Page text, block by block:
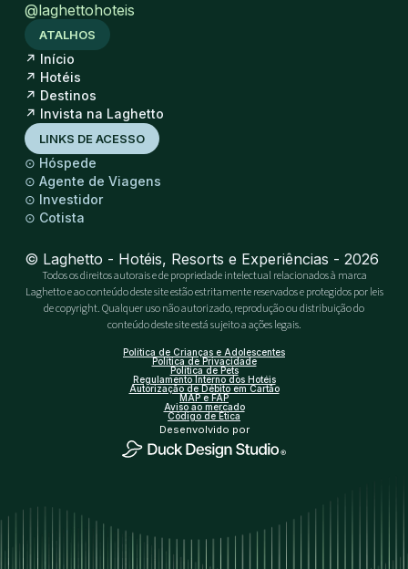
@laghettohoteis
ATALHOS
↗ Início
↗ Hotéis
↗ Destinos
↗ Invista na Laghetto
LINKS DE ACESSO
⊙ Hóspede
⊙ Agente de Viagens
⊙ Investidor
⊙ Cotista
© Laghetto - Hotéis, Resorts e Experiências - 2026
Todos os direitos autorais e de propriedade intelectual relacionados à marca
Laghetto e ao conteúdo deste site estão estritamente reservados e protegidos por leis
de copyright. Qualquer uso não autorizado, reprodução ou distribuição do
conteúdo deste site está sujeito a ações legais.
Política de Crianças e Adolescentes
Política de Privacidade
Política de Pets
Regulamento Interno dos Hotéis
Autorização de Débito em Cartão
MAP e FAP
Aviso ao mercado
Código de Ética
Desenvolvido por